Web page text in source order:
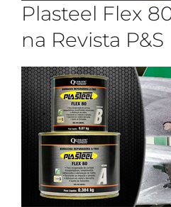
Plasteel Flex
na Revista P&S